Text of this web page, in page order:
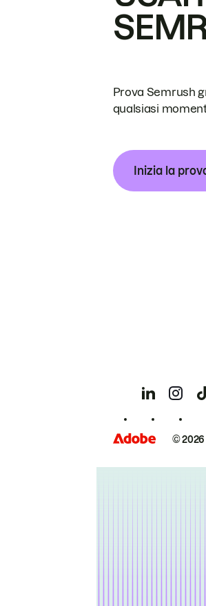
Prova Semrush
qualsiasi
Inizia la
©